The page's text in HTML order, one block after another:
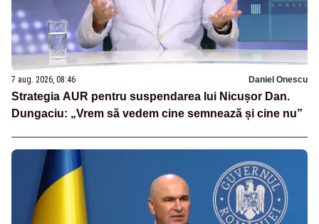
7 aug. 2026, 08:46 Daniel Onescu
Strategia AUR pentru suspendarea lui Nicușor Dan.
Dungaciu: „Vrem să vedem cine semnează și cine nu”